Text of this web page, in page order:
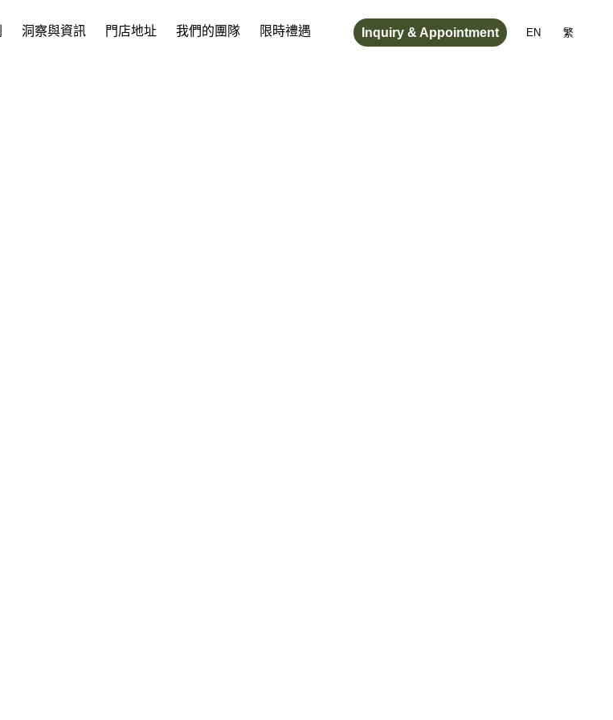
洞察與資訊 門店地址 我們的團隊 限時禮遇 Inquiry & Appointment EN 繁